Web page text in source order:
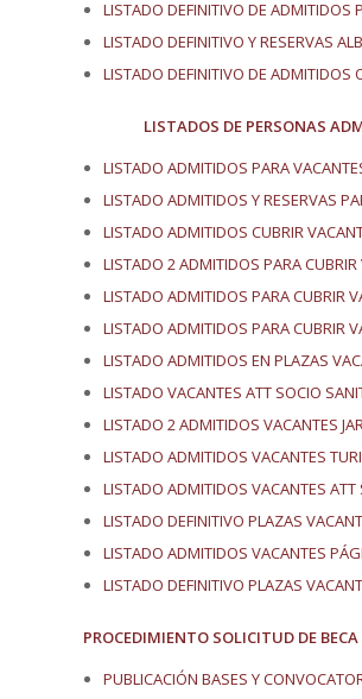
LISTADO DEFINITIVO DE ADMITIDOS
LISTADO DEFINITIVO Y RESERVAS
LISTADO DEFINITIVO DE
LISTADOS DE PERSONAS
LISTADO ADMITIDOS PARA
LISTADO ADMITIDOS Y RESERVAS
LISTADO ADMITIDOS CUBRIR
LISTADO 2 ADMITIDOS PARA
LISTADO ADMITIDOS PARA CUBRIR
LISTADO ADMITIDOS PARA CUBRIR
LISTADO ADMITIDOS EN PLAZAS
LISTADO VACANTES ATT SOCIO
LISTADO 2 ADMITIDOS VACANTES
LISTADO ADMITIDOS VACANTES
LISTADO ADMITIDOS VACANTES ATT
LISTADO DEFINITIVO PLAZAS
LISTADO ADMITIDOS VACANTES
LISTADO DEFINITIVO PLAZAS
PROCEDIMIENTO SOLICITUD DE
PUBLICACIÓN BASES Y